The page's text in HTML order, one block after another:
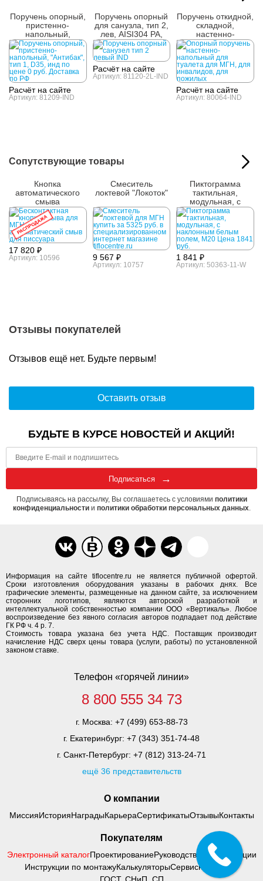
Поручень опорный,
пристенно-
напольный,
"Антибак", тип 1,
D35, инд
Расчёт на сайте
Артикул: 81209-IND
Поручень опорный
для санузла, тип 2,
лев, AISI304 PA,
D32, инд
Расчёт на сайте
Артикул: 81120-2L-IND
Поручень откидной,
складной,
настенно-
напольный, AISI
304, D38, инд
Расчёт на сайте
Артикул: 80064-IND
Сопутствующие товары
РАСПРОДАЖА
Кнопка
автоматического
смыва
17 820 ₽
Артикул: 10596
Смеситель
локтевой "Локоток"
9 567 ₽
Артикул: 10757
Пиктограмма
тактильная,
модульная, с
наклонным белым
полем, М20
1 841 ₽
Артикул: 50363-11-W
Отзывы покупателей
Отзывов ещё нет. Будьте первым!
Оставить отзыв
О компании
МиссияИсторияНаградыКарьераСертификатыОтзывыКонтакты
Информация на сайте tiflocentre.ru не является публичной офертой.
Сроки изготовления оборудования указаны в рабочих днях. Все
графические элементы, размещенные на данном сайте, за исключением
сторонних логотипов, являются авторской разработкой и
интеллектуальной собственностью компании ООО «Вертикаль». Любое
воспроизведение без явного согласия авторов подпадает под действие
ГК РФ ч. 4 р. 7.
Стоимость товара указана без учета НДС. Поставщик производит
начисление НДС сверх цены товара (услуги, работы) по установленной
законом ставке.
Покупателям
Электронный каталогПроектированиеРуководства по адаптации
Инструкции по монтажуКалькуляторыСервисный центр
Телефон «горячей линии»
8 800 555 34 73
г. Москва: +7 (499) 653-88-73
г. Екатеринбург: +7 (343) 351-74-48
г. Санкт-Петербург: +7 (812) 313-24-71
ещё 36 представительств
БУДЬТЕ В КУРСЕ НОВОСТЕЙ И АКЦИЙ!
Подписаться
Подписываясь на рассылку, Вы соглашаетесь с условиями политики
конфиденциальностии политики обработки персональных данных.